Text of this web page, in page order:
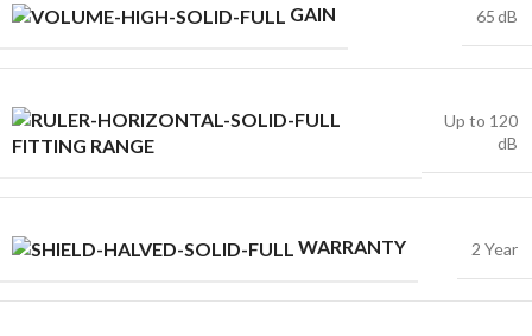
GAIN 65 dB
FITTING RANGE
Up to 120
dB
WARRANTY 2 Year